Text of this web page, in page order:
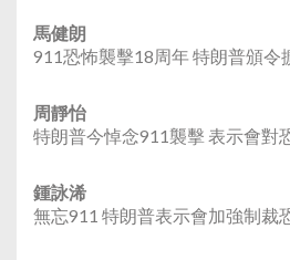
馬健朗
911恐怖襲擊18周年 特朗普頒令
周靜怡
特朗普今悼念911襲擊 表示會對
鍾詠浠
無忘911 特朗普表示會加強制裁